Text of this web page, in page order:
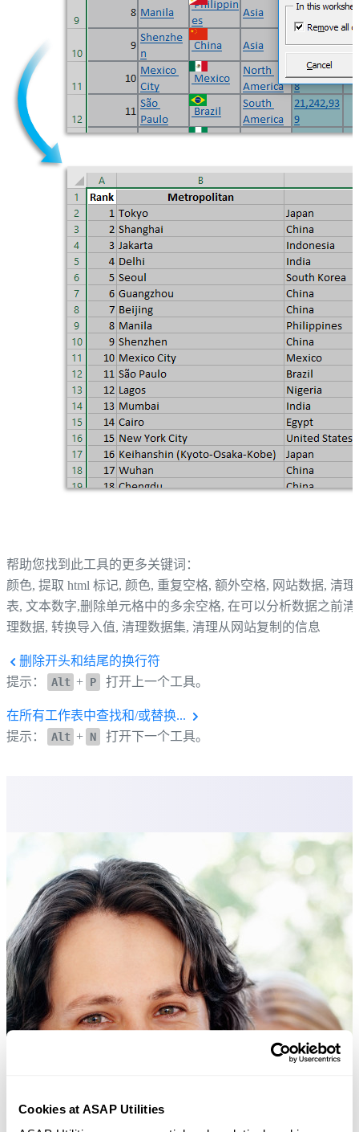
Cookies at ASAP Utilities
帮助您找到此工具的更多关键词：
颜色, 提取 html 标记, 颜色, 重复空格, 额外空格, 网站数据, 清理,
表, 文本数字,删除单元格中的多余空格, 在可以分析数据之前清
理数据, 转换导入值, 清理数据集, 清理从网站复制的信息
删除开头和结尾的换行符
提示：
Alt + P 打开上一个工具。
在所有工作表中查找和/或替换...
提示：
Alt + N 打开下一个工具。